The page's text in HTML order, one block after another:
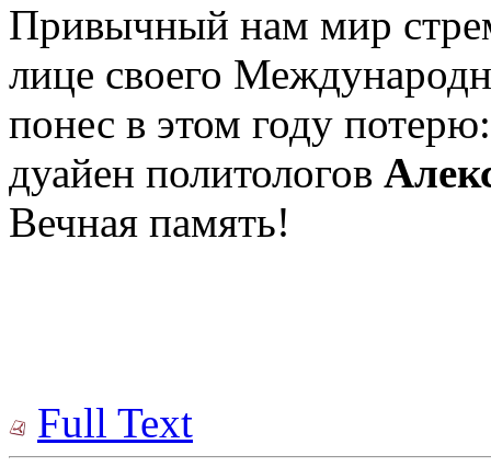
Привычный нам мир
лице своего
понес в этом году
дуайен политологов
Вечная память!
Full Text